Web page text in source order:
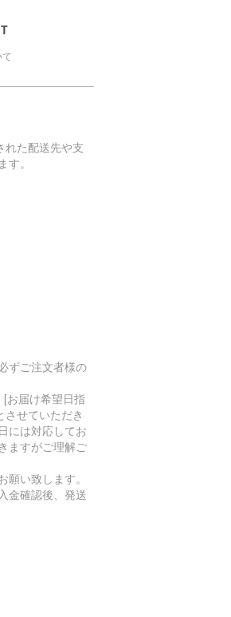
れた配送先や支
。
ずご注文者様の
お届け希望日指
せていただき
には対応してお
ますがご理解ご
願い致します。
金確認後、発送